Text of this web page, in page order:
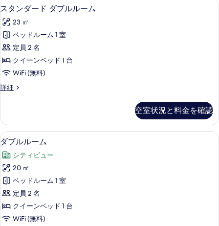
す
る
真
を
表
示
す
る
の
細
ス
タ
ン
ダ
ー
ド
ブ
ル
ー
ム
の
す
べ
て
の
写
スタンダード ダブルルーム | ミニバ
3
スタンダード ダブルルーム
23 ㎡
ベッドルーム 1 室
定員 2 名
クイーンベッド 1 台
WiFi (無料)
詳細
ス
ー
ド
ダ
ブ
ル
ル
ー
ム
の
詳
細
空室状況と料金を確認
ダ
ブ
ル
ル
ー
ム
の
ダブルルーム | ミニバー (無料)、セ
6
ダブルルーム
シティビュー
20 ㎡
ベッドルーム 1 室
定員 2 名
クイーンベッド 1 台
WiFi (無料)